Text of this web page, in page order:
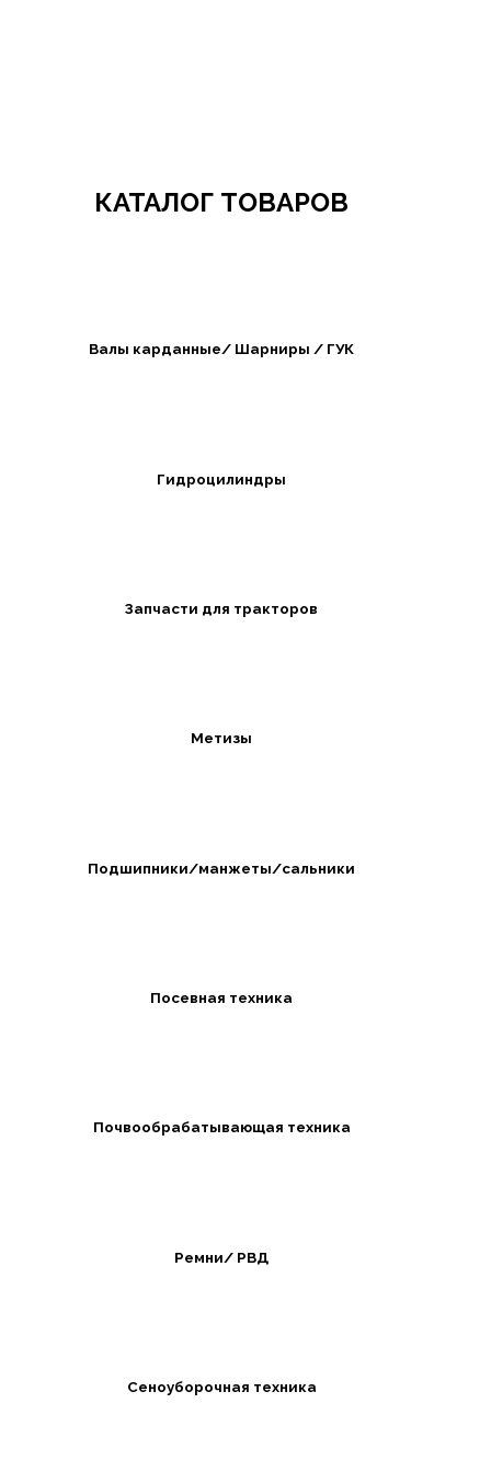
КАТАЛОГ ТОВАРОВ
Валы карданные/ Шарниры / ГУК
Гидроцилиндры
Запчасти для тракторов
Метизы
Подшипники/манжеты/сальники
Посевная техника
Почвообрабатывающая техника
Ремни/ РВД
Сеноуборочная техника